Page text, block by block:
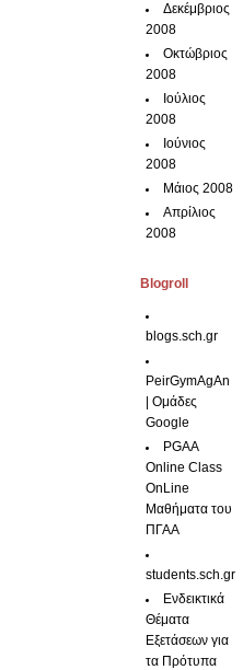
Δεκέμβριος
2008
Οκτώβριος
2008
Ιούλιος
2008
Ιούνιος
2008
Μάιος 2008
Απρίλιος
2008
Blogroll
blogs.sch.gr
PeirGymAgAn
| Ομάδες
Google
PGAA
Online Class
OnLine
Μαθήματα του
ΠΓΑΑ
students.sch.gr
Ενδεικτικά
Θέματα
Εξετάσεων για
τα Πρότυπα